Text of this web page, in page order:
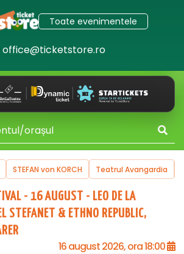
Toate evenimentele
office@ticketstore.ro
STEFAN von KORCH Teatrul Avangardia
- 16 AUGUST - LEO DE LA
STEFANET & ETHNO REPUBLIC,
16 august 2026, ora 18:00